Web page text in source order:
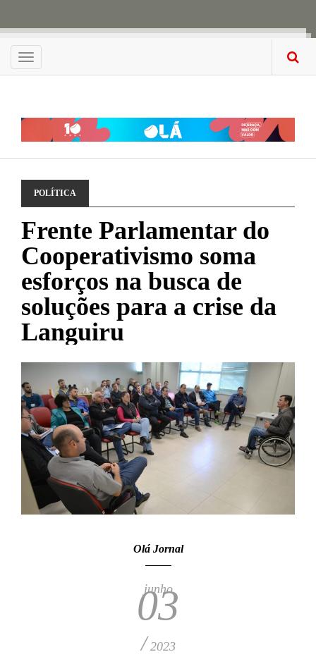
Menu
POLÍTICA
Frente Parlamentar do
Cooperativismo soma
esforços na busca de
soluções para a crise da
Languiru
Olá Jornal
junho
03
/2023